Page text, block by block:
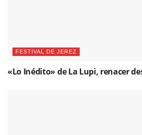
FESTIVAL DE JEREZ
«Lo Inédito» de La Lupi, renacer